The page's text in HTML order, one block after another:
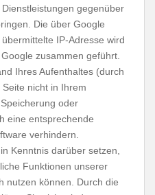
gegenüber
Die über Google
IP-Adresse wird
zusammen geführt.
Ihres Aufenthaltes (durch
nicht in Ihrem
oder
eine entsprechende
verhindern.
Kenntnis darüber setzen,
Funktionen unserer
nutzen können. Durch die